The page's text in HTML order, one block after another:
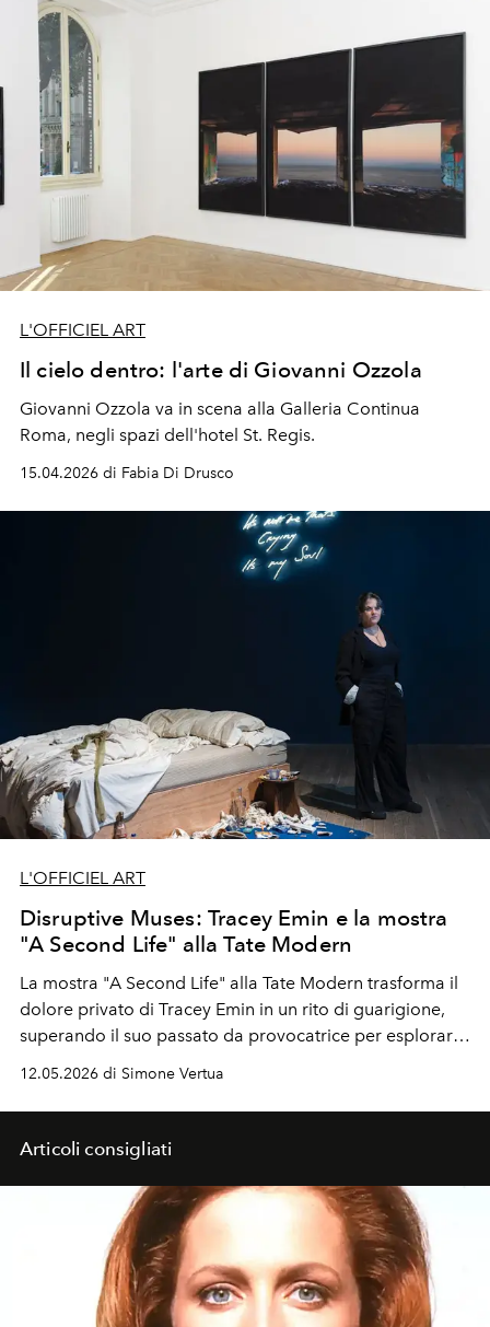
internazionale d'arte moderna e contemporanea e dalla
Paris Internationale Milano. Che idealmente passano il
testimone, a maggio, alla Biennale d'Arte di Venezia
L'OFFICIEL ART
Il cielo dentro: l'arte di Giovanni Ozzola
Giovanni Ozzola va in scena alla Galleria Continua
Roma, negli spazi dell'hotel St. Regis.
15.04.2026 di Fabia Di Drusco
L'OFFICIEL ART
Disruptive Muses: Tracey Emin e la mostra
"A Second Life" alla Tate Modern
La mostra "A Second Life" alla Tate Modern trasforma il
dolore privato di Tracey Emin in un rito di guarigione,
superando il suo passato da provocatrice per esplorare
nascita, vita e morte. In partnership con Gucci e amata
abbandonare l'apatia per connettersi profondamente
con le proprie emozioni.
12.05.2026 di Simone Vertua
Articoli consigliati